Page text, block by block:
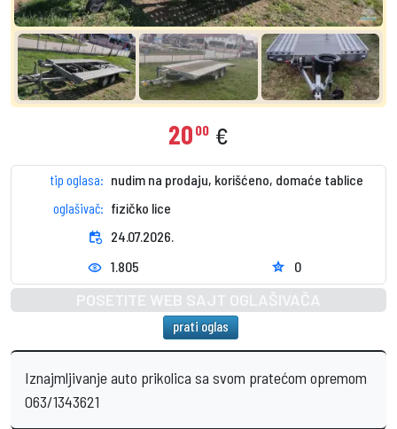
20 00 €
tip oglasa: nudim na prodaju, korišćeno, domaće tablice
oglašivač: fizičko lice
event_repeat 24.07.2026.
visibility 1.805 star 0
prati oglas
Iznajmljivanje auto prikolica sa svom pratećom opremom
063/1343621